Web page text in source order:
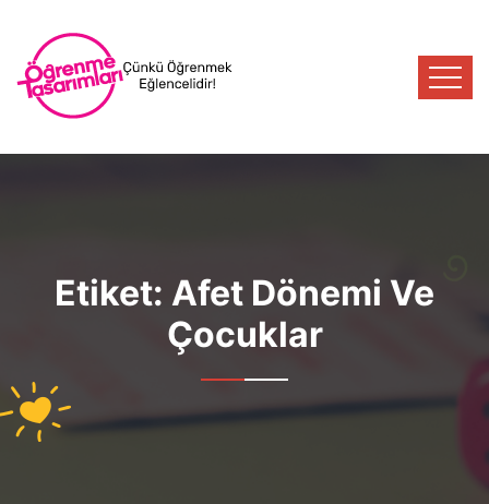
Etiket: Afet Dönemi Ve
Çocuklar